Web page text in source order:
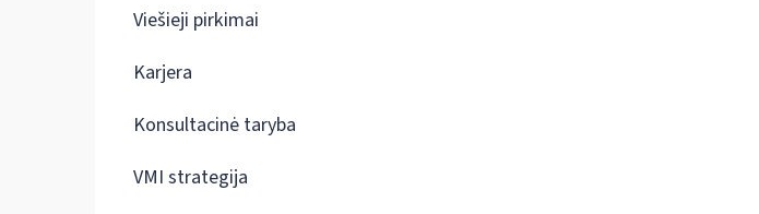
Viešieji pirkimai
Karjera
Konsultacinė taryba
VMI strategija